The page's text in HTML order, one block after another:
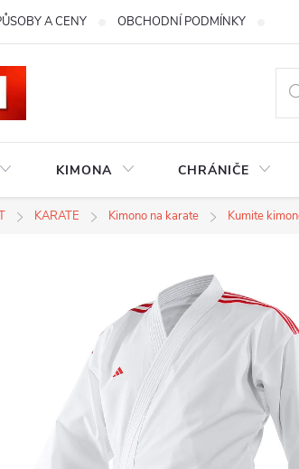
A CENY OBCHODNÍ PODMÍNKY
KIMONA CHRÁNIČE
KARATE Kimono na karate Kumite